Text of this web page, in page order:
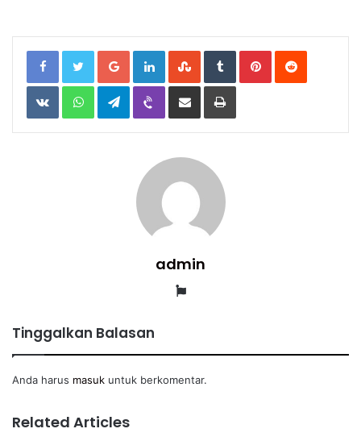
Google+LinkedInStumbleUpon
TumblrPinterestReddit
VKontakteWhatsAppTelegramViber Share
Email
Print
admin
Website
Tinggalkan Balasan
Anda harus masuk untuk berkomentar.
Related Articles